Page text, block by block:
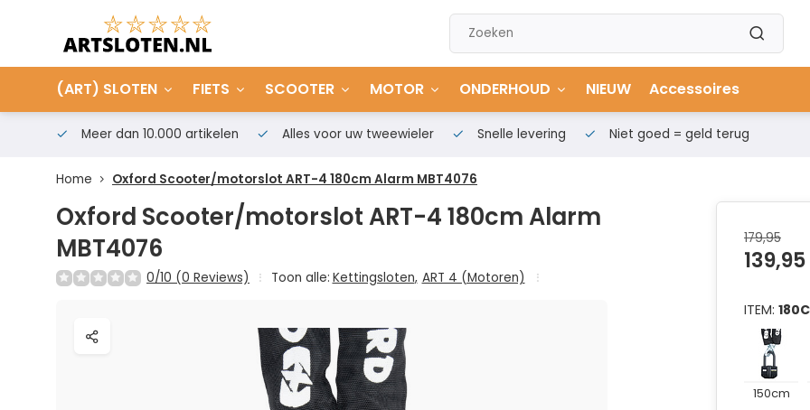
(ART) SLOTEN FIETS SCOOTER MOTOR ONDERHOUD NIEUW Accessoires
Meer dan 10.000 artikelen Alles voor uw tweewieler Snelle levering Niet goed = geld terug
Home Oxford Scooter/motorslot ART-4 180cm Alarm MBT4076
Oxford Scooter/motorslot ART-4 180cm Alarm
MBT4076
0/10 (0 Reviews) Toon alle: Kettingsloten, ART 4 (Motoren)
179,95
139,95
ITEM:
150cm